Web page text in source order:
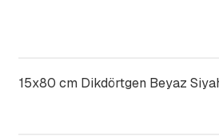
15x80 cm Dikdörtgen Beyaz